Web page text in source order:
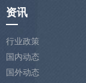
资讯
行业政策
国内动态
国外动态